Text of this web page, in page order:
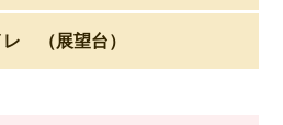
レ （展望台）